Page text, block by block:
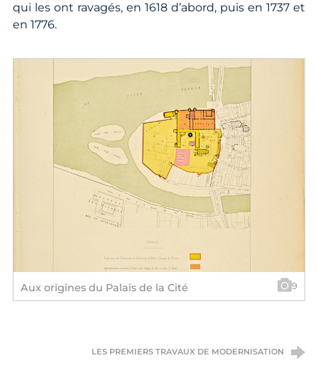
qui les ont ravagés, en 1618 d’abord, puis en 1737 et
en 1776.
Aux origines du Palais de la Cité 9
LES PREMIERS TRAVAUX DE MODERNISATION